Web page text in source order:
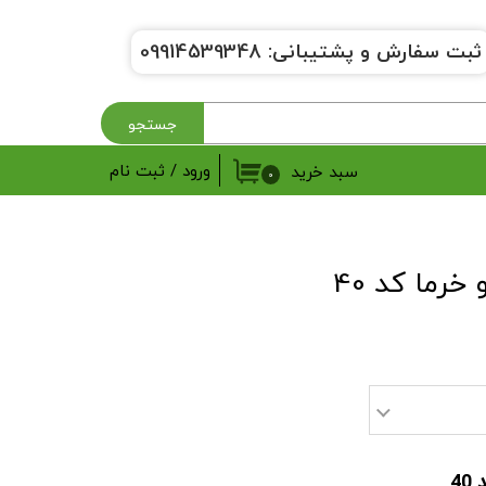
جستجو
۰ سبد خرید ورود / ثبت نام
ثبت سفارش و پشتیبانی: 09914539348
کد 40